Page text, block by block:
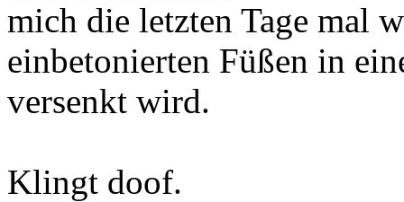
mich die letzten Tage mal
einbetonierten Füßen in
versenkt wird.
Klingt doof.